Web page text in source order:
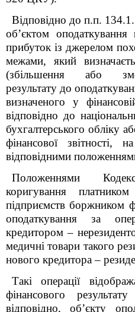
Відповідно до п.п.
об’єктом
прибуток із джерелом
межами, який
(збільшення або
результату до
визначеного у
відповідно до
бухгалтерського обліку
фінансової звітності,
відповідними
Положеннями
коригування
підприємств боржником
оподаткування за
кредитором –
медичні товари такого
нового кредитора –
Такі операції
фінансового
відповідно, об’єкту